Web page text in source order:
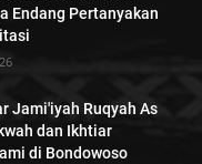
Endang Pertanyakan
Jami'iyah Ruqyah As
dan Ikhtiar
di Bondowoso